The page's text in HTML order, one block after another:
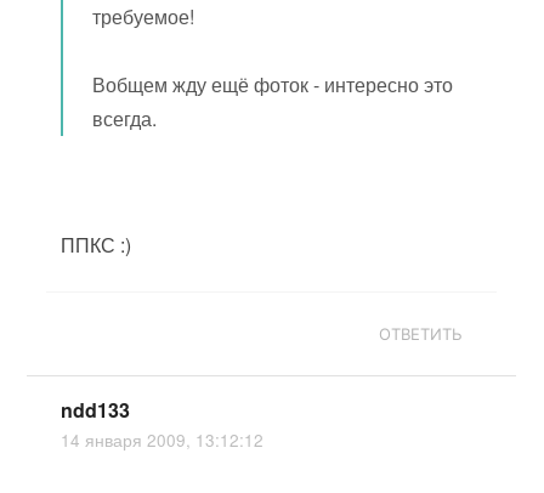
требуемое!
Вобщем жду ещё фоток - интересно это
всегда.
ППКС :)
ОТВЕТИТЬ
ndd133
14 января 2009, 13:12:12